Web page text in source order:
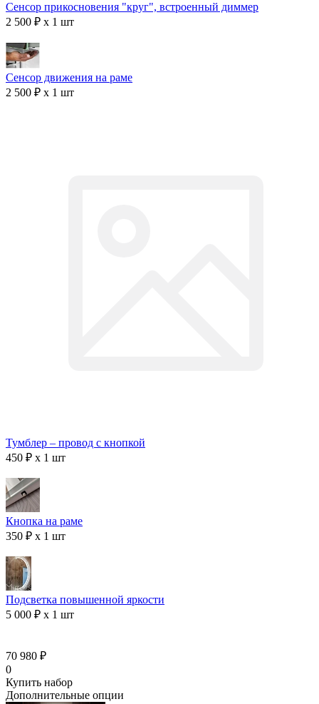
Сенсор прикосновения "круг", встроенный диммер
2 500 ₽ x 1 шт
Сенсор движения на раме
2 500 ₽ x 1 шт
Тумблер – провод с кнопкой
450 ₽ x 1 шт
Кнопка на раме
350 ₽ x 1 шт
Подсветка повышенной яркости
5 000 ₽ x 1 шт
70 980 ₽
0
Купить набор
Дополнительные опции